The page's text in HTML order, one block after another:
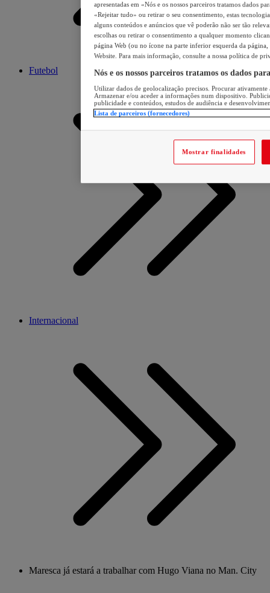
Futebol
Internacional
Maresca já estará a trabalhar com Hugo Viana no Man. City
apresentadas em «Nós e os nossos parceiros tratamos dados
«Rejeitar tudo» ou retirar o seu consentimento, estas
alguns conteúdos e anúncios que vê poderão não ser tão
escolhas ou retirar o consentimento a qualquer momento
página Web (ou no ícone na parte inferior esquerda da página,
Website. Para mais informação, consulte a nossa política de
Nós e os nossos parceiros tratamos os dados
Utilizar dados de geolocalização precisos. Procurar
Armazenar e/ou aceder a informações num dispositivo.
publicidade e conteúdos, estudos de audiência e
Lista de parceiros (fornecedores)
Mostrar finalidades